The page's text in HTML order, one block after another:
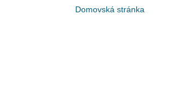
Domovská stránka